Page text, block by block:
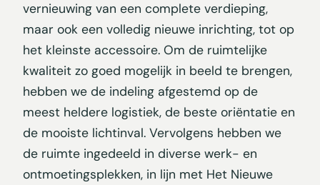
vernieuwing van een complete verdieping,
maar ook een volledig nieuwe inrichting, tot op
het kleinste accessoire. Om de ruimtelijke
kwaliteit zo goed mogelijk in beeld te brengen,
hebben we de indeling afgestemd op de
meest heldere logistiek, de beste oriëntatie en
de mooiste lichtinval. Vervolgens hebben we
de ruimte ingedeeld in diverse werk- en
ontmoetingsplekken, in lijn met Het Nieuwe